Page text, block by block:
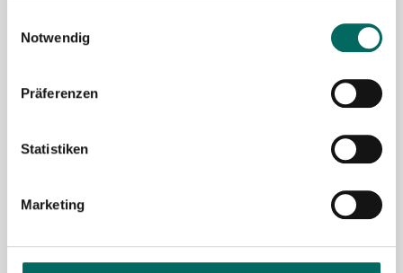
Notwendig
Präferenzen
Statistiken
Marketing
Stelle als Apotheker (m|w|d), PTA oder PKA. Bei
Ablauf nach Ihrer kostenlosen Stellenanfrage
Jetzt zur kostenlosen Stellenanfrage
Kontakt
Tel.: +49 (0) 521 / 911 730 37